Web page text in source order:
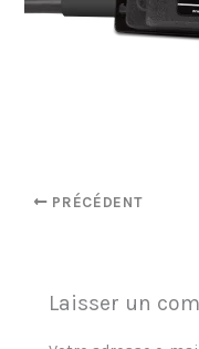
PRÉCÉDENT
Laisser un